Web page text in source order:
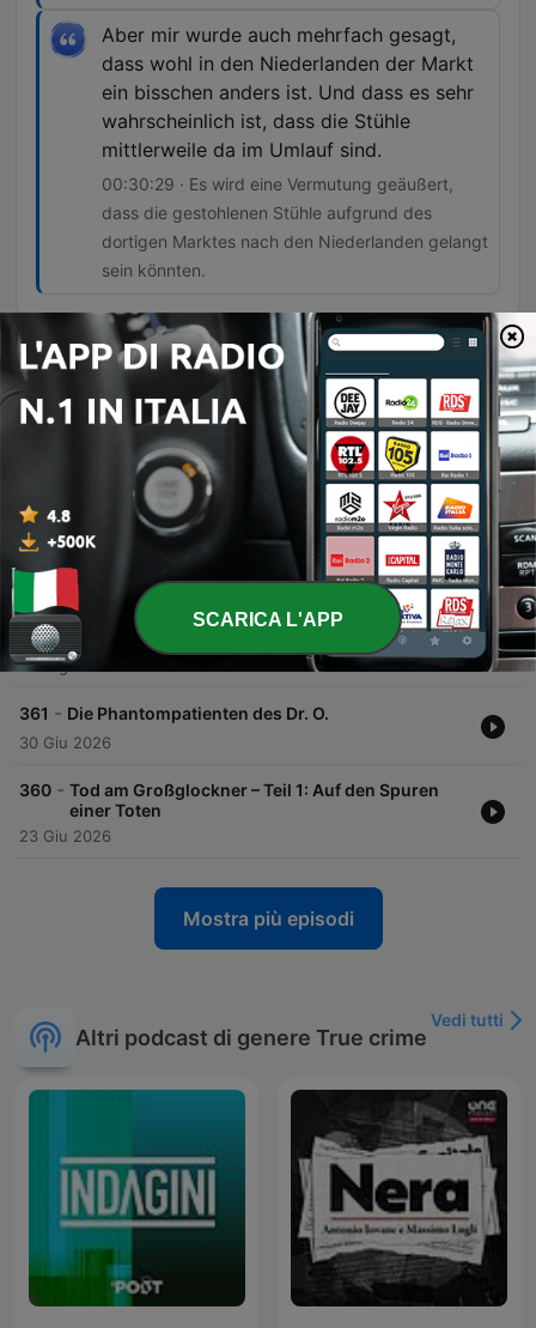
Aber mir wurde auch mehrfach gesagt,
dass wohl in den Niederlanden der Markt
ein bisschen anders ist. Und dass es sehr
wahrscheinlich ist, dass die Stühle
mittlerweile da im Umlauf sind.
00:30:29 · Es wird eine Vermutung geäußert,
dass die gestohlenen Stühle aufgrund des
dortigen Marktes nach den Niederlanden gelangt
sein könnten.
Episodi
364 Tat ohne Täter (1/2): Die verschwundenen Stühle
In dieser Episode geht es um den Diebstahl von 60 wertvollen Designerstühlen des Modells 'Ray 22' aus der Mensa der Universität Lübeck, deren Gesamtwert auf über 30.000 Euro geschätzt wird. Neben der Geschichte hinter dem Design von Bruno Ratten werden die Ermittlungen sowie eine Serie ähnlicher Diebstähle an deutschen Universitäten beleuchtet. Die Suche nach den Stühlen führt über Kleinanzeigen bis hin zum Verdacht auf einen Handel in den Niederlanden. Zudem wird ein Zeuge aus Oldenburg thematisiert, der eine mutmaßliche Tat beobachtete, sowie die humorvollen Reaktionen der Internetgemeinde auf diesen außergewöhnlichen Kriminalfall.
363 - Tat ohne Täter (2/2): Als das Eis zur Gefahr
wurde
In diesem Gespräch erörtert die Journalistin Amrei Cohen den Rechtsstreit des peruanischen Bauern Saúl Luciano Luia gegen den deutschen Energiekonzern RWE, bei dem versucht wurde, ein Unternehmen für die Folgen der Gletscherschmelze in den Anden haftbar zu machen. Der Fall beleuchtet die juristischen Herausforderungen durch die Anwendung klassischer Gesetze auf globale Klimafolgen sowie die sozialen Auswirkungen auf die Heimat des Klägers. Darüber hinaus wird das Ende des Rechtsstreits und dessen Einordnung in eine globale Bewegung von Klimaklagen thematisiert. Die Diskussion umfasst zudem den zunehmenden politischen Backlash gegen Klimathemen, insbesondere in der US-amerikanischen Politik unter dem Einfluss von Akteuren wie Elon Musk, und schließt mit einem Rückblick auf die journalistische Arbeit von Amrei Cohen.
28 Lug 2026
362 - Die Leiche im Gartenteich
14 Lug 2026
361 - Die Phantompatienten des Dr. O.
30 Giu 2026
360 - Tod am Großglockner – Teil 1: Auf den Spuren
einer Toten
23 Giu 2026
Mostra più episodi
Altri podcast di genere True crime
Vedi tutti
SCARICA L'APP